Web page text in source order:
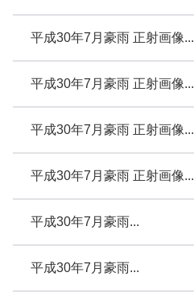
平成30年7月豪雨 正射画像...
平成30年7月豪雨 正射画像...
平成30年7月豪雨 正射画像...
平成30年7月豪雨 正射画像...
平成30年7月豪雨...
平成30年7月豪雨...